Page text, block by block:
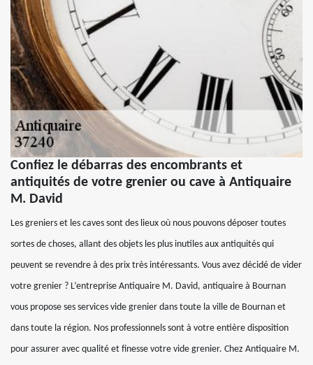
Confiez le débarras des encombrants et
antiquités de votre grenier ou cave à Antiquaire
M. David
Les greniers et les caves sont des lieux où nous pouvons déposer toutes
sortes de choses, allant des objets les plus inutiles aux antiquités qui
peuvent se revendre à des prix très intéressants. Vous avez décidé de vider
votre grenier ? L’entreprise Antiquaire M. David, antiquaire à Bournan
vous propose ses services vide grenier dans toute la ville de Bournan et
dans toute la région. Nos professionnels sont à votre entière disposition
pour assurer avec qualité et finesse votre vide grenier. Chez Antiquaire M.